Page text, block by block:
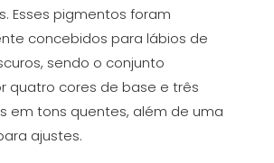
Esses pigmentos foram
concebidos para lábios de
sendo o conjunto
quatro cores de base e três
em tons quentes, além de uma
ajustes.